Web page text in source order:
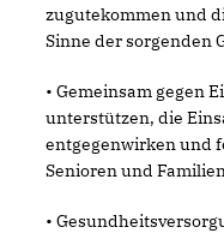
zugutekommen und
Sinne der sorgenden
• Gemeinsam gegen
unterstützen, die
entgegenwirken und
Senioren und
•